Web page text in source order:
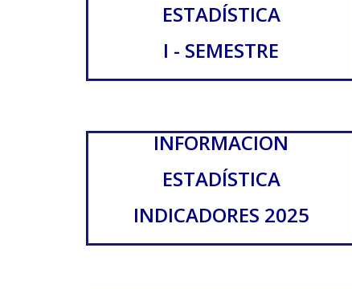
ESTADÍSTICA
I - SEMESTRE
INFORMACION
ESTADÍSTICA
INDICADORES 2025